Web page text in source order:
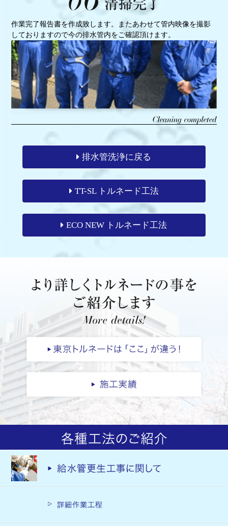
作業完了報告書を作成致します。またあわせて管内映像を撮影
しておりますので今の排水管内をご確認頂けます。
排水管洗浄に戻る
TT-SL トルネード工法
ECO NEW トルネード工法